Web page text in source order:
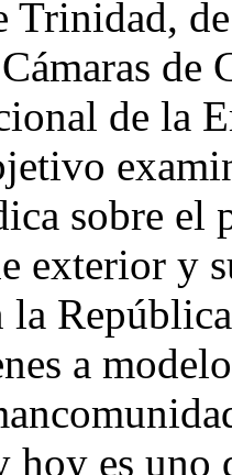
Trinidad,
de la
sobre el
exterior y
la
a
hoy es uno